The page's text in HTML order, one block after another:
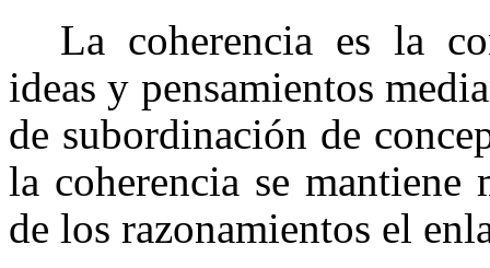
La coherencia es la
ideas y pensamientos
de subordinación de
la coherencia se mantiene
de los razonamientos el